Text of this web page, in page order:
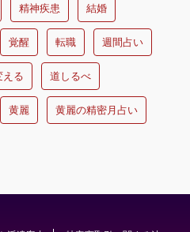
精神疾患 結婚
覚醒 転職 週間占い
える 道しるべ
黄麗 黄麗の精密月占い